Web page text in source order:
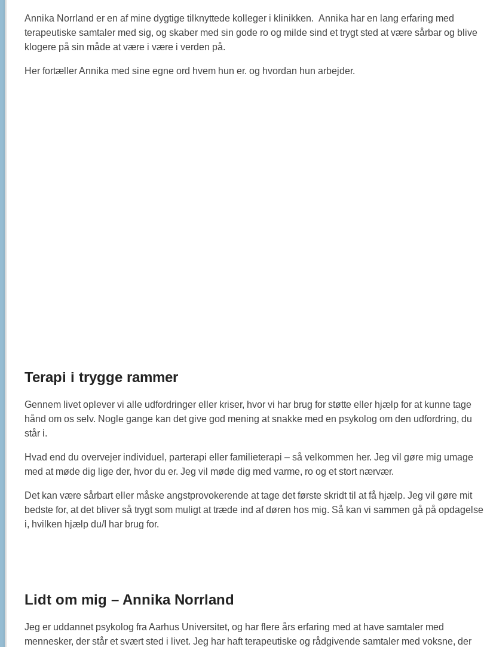
Annika Norrland er en af mine dygtige tilknyttede kolleger i klinikken. Annika har en lang erfaring med
terapeutiske samtaler med sig, og skaber med sin gode ro og milde sind et trygt sted at være sårbar og blive
klogere på sin måde at være i være i verden på.
Her fortæller Annika med sine egne ord hvem hun er. og hvordan hun arbejder.
Terapi i trygge rammer
Gennem livet oplever vi alle udfordringer eller kriser, hvor vi har brug for støtte eller hjælp for at kunne tage
hånd om os selv. Nogle gange kan det give god mening at snakke med en psykolog om den udfordring, du
står i.
Hvad end du overvejer individuel, parterapi eller familieterapi – så velkommen her. Jeg vil gøre mig umage
med at møde dig lige der, hvor du er. Jeg vil møde dig med varme, ro og et stort nærvær.
Det kan være sårbart eller måske angstprovokerende at tage det første skridt til at få hjælp. Jeg vil gøre mit
bedste for, at det bliver så trygt som muligt at træde ind af døren hos mig. Så kan vi sammen gå på opdagelse
i, hvilken hjælp du/I har brug for.
Lidt om mig – Annika Norrland
Jeg er uddannet psykolog fra Aarhus Universitet, og har flere års erfaring med at have samtaler med
mennesker, der står et svært sted i livet. Jeg har haft terapeutiske og rådgivende samtaler med voksne, der